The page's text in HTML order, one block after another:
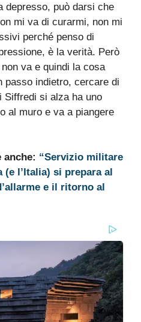
depresso, può darsi che
mi va di curarmi, non mi
perché penso di
è la verità. Però
va e quindi la cosa
passo indietro, cercare di
Siffredi si alza ha uno
al muro e va a piangere
anche: “Servizio militare
l’Italia) si prepara al
e il ritorno al